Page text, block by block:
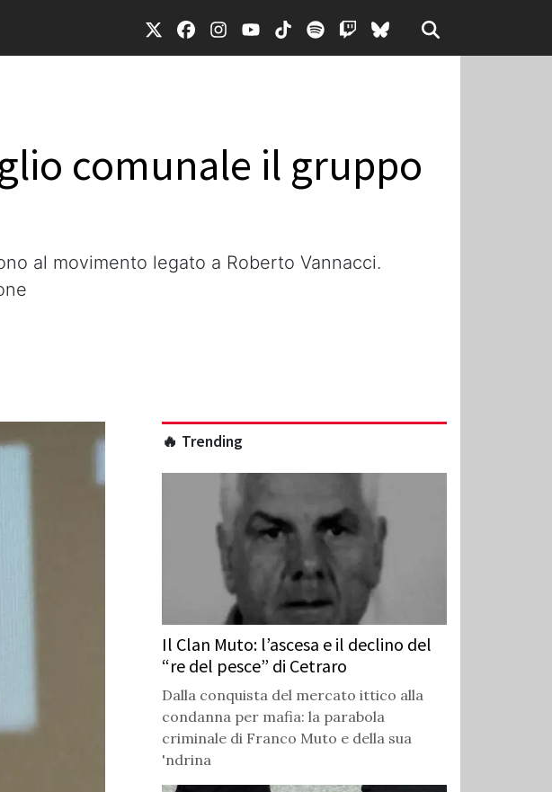
comunale il gruppo
al movimento legato a Roberto Vannacci.
🔥 Trending
Il Clan Muto: l’ascesa e il declino del
“re del pesce” di Cetraro
Dalla conquista del mercato ittico alla
condanna per mafia: la parabola
criminale di Franco Muto e della sua
'ndrina